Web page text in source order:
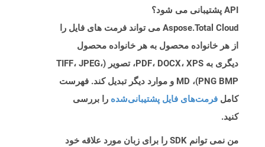
API پشتیبانی می شود؟
Aspose.Total Cloud می تواند فرمت های فایل را
از هر خانواده محصول به هر خانواده محصول
دیگری به PDF، DOCX، XPS، تصویر (TIFF، JPEG،
PNG BMP)، MD و موارد دیگر تبدیل کند. فهرست
کامل فرمت‌های فایل پشتیبانی‌شده را بررسی
کنید.
من نمی توانم SDK را برای زبان مورد علاقه خود